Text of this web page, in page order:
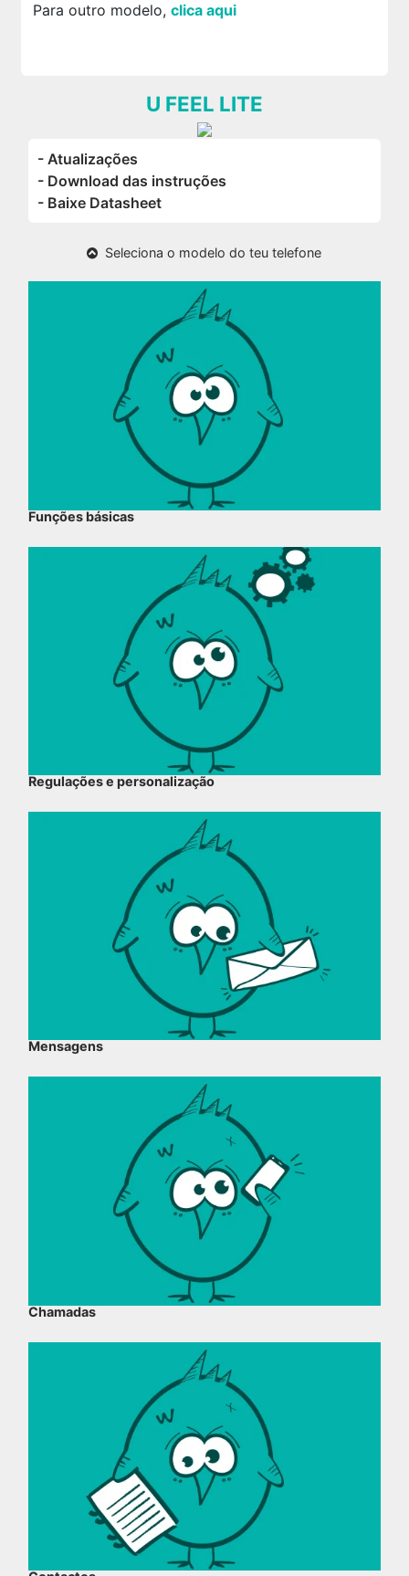
Para outro modelo, clica aqui
U FEEL LITE
- Atualizações
- Download das instruções
- Baixe Datasheet
Seleciona o modelo do teu telefone
Funções básicas
Regulações e personalização
Mensagens
Chamadas